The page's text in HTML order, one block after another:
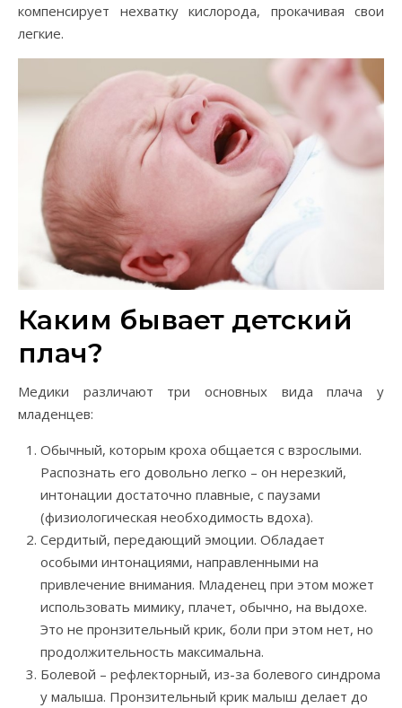
компенсирует нехватку кислорода, прокачивая свои
легкие.
Каким бывает детский
плач?
Медики различают три основных вида плача у
младенцев:
Обычный, которым кроха общается с взрослыми.
Распознать его довольно легко – он нерезкий,
интонации достаточно плавные, с паузами
(физиологическая необходимость вдоха).
Сердитый, передающий эмоции. Обладает
особыми интонациями, направленными на
привлечение внимания. Младенец при этом может
использовать мимику, плачет, обычно, на выдохе.
Это не пронзительный крик, боли при этом нет, но
продолжительность максимальна.
Болевой – рефлекторный, из-за болевого синдрома
у малыша. Пронзительный крик малыш делает до